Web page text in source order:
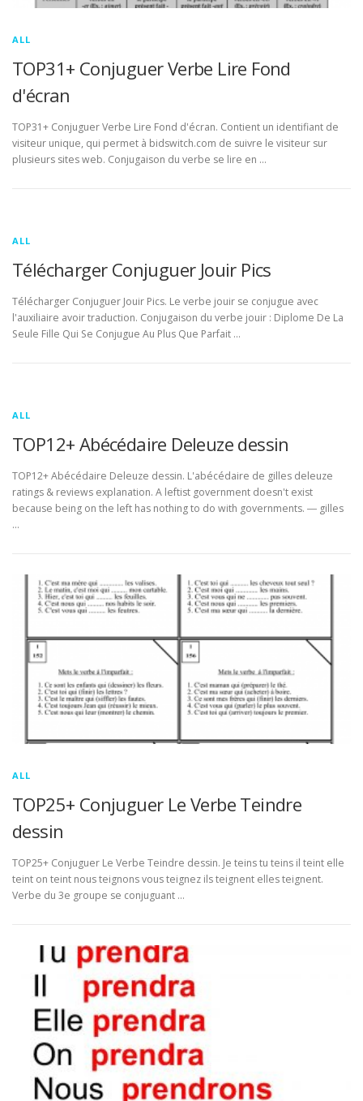
ALL
TOP31+ Conjuguer Verbe Lire Fond
d'écran
TOP31+ Conjuguer Verbe Lire Fond d'écran. Contient un identifiant de
visiteur unique, qui permet à bidswitch.com de suivre le visiteur sur
plusieurs sites web. Conjugaison du verbe se lire en …
ALL
Télécharger Conjuguer Jouir Pics
Télécharger Conjuguer Jouir Pics. Le verbe jouir se conjugue avec
l'auxiliaire avoir traduction. Conjugaison du verbe jouir : Diplome De La
Seule Fille Qui Se Conjugue Au Plus Que Parfait …
ALL
TOP12+ Abécédaire Deleuze dessin
TOP12+ Abécédaire Deleuze dessin. L'abécédaire de gilles deleuze
ratings & reviews explanation. A leftist government doesn't exist
because being on the left has nothing to do with governments. ― gilles
…
ALL
TOP25+ Conjuguer Le Verbe Teindre
dessin
TOP25+ Conjuguer Le Verbe Teindre dessin. Je teins tu teins il teint elle
teint on teint nous teignons vous teignez ils teignent elles teignent.
Verbe du 3e groupe se conjuguant …